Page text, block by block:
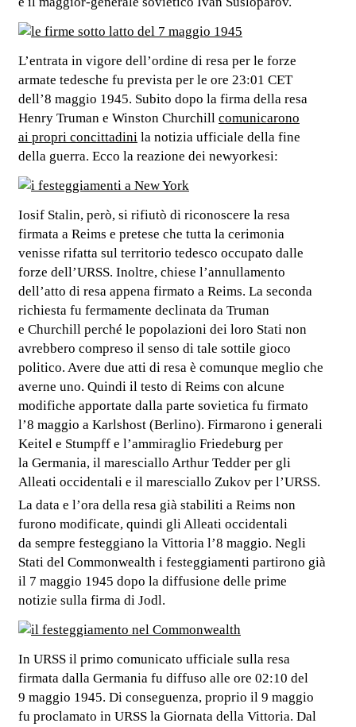
L’entrata in vigore dell’ordine di resa per le forze
armate tedesche fu prevista per le ore 23:01 CET
dell’8 maggio 1945. Subito dopo la firma della resa
Henry Truman e Winston Churchill comunicarono
ai propri concittadini la notizia ufficiale della fine
della guerra. Ecco la reazione dei newyorkesi:
Iosif Stalin, però, si rifiutò di riconoscere la resa
firmata a Reims e pretese che tutta la cerimonia
venisse rifatta sul territorio tedesco occupato dalle
forze dell’URSS. Inoltre, chiese l’annullamento
dell’atto di resa appena firmato a Reims. La seconda
richiesta fu fermamente declinata da Truman
e Churchill perché le popolazioni dei loro Stati non
avrebbero compreso il senso di tale sottile gioco
politico. Avere due atti di resa è comunque meglio che
averne uno. Quindi il testo di Reims con alcune
modifiche apportate dalla parte sovietica fu firmato
l’8 maggio a Karlshost (Berlino). Firmarono i generali
Keitel e Stumpff e l’ammiraglio Friedeburg per
la Germania, il maresciallo Arthur Tedder per gli
Alleati occidentali e il maresciallo Zukov per l’URSS.
La data e l’ora della resa già stabiliti a Reims non
furono modificate, quindi gli Alleati occidentali
da sempre festeggiano la Vittoria l’8 maggio. Negli
Stati del Commonwealth i festeggiamenti partirono già
il 7 maggio 1945 dopo la diffusione delle prime
notizie sulla firma di Jodl.
In URSS il primo comunicato ufficiale sulla resa
firmata dalla Germania fu diffuso alle ore 02:10 del
9 maggio 1945. Di conseguenza, proprio il 9 maggio
fu proclamato in URSS la Giornata della Vittoria. Dal